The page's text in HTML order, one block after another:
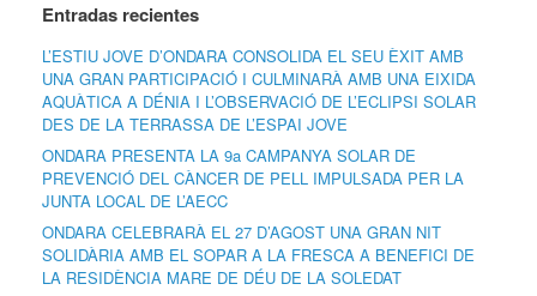
Entradas recientes
L’ESTIU JOVE D’ONDARA CONSOLIDA EL SEU ÈXIT AMB
UNA GRAN PARTICIPACIÓ I CULMINARÀ AMB UNA EIXIDA
AQUÀTICA A DÉNIA I L’OBSERVACIÓ DE L’ECLIPSI SOLAR
DES DE LA TERRASSA DE L’ESPAI JOVE
ONDARA PRESENTA LA 9a CAMPANYA SOLAR DE
PREVENCIÓ DEL CÀNCER DE PELL IMPULSADA PER LA
JUNTA LOCAL DE L’AECC
ONDARA CELEBRARÀ EL 27 D’AGOST UNA GRAN NIT
SOLIDÀRIA AMB EL SOPAR A LA FRESCA A BENEFICI DE
LA RESIDÈNCIA MARE DE DÉU DE LA SOLEDAT